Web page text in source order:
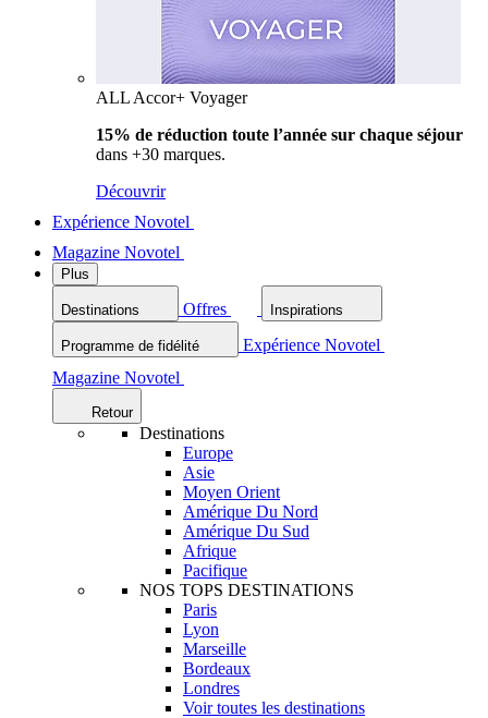
ALL Accor+ Voyager
15% de réduction toute l’année sur chaque séjour
dans +30 marques.
Découvrir
Expérience Novotel
Magazine Novotel
Plus
Destinations Offres Inspirations
Programme de fidélité
Expérience Novotel
Magazine Novotel
Retour
Destinations
Europe
Asie
Moyen Orient
Amérique Du Nord
Amérique Du Sud
Afrique
Pacifique
NOS TOPS DESTINATIONS
Paris
Lyon
Marseille
Bordeaux
Londres
Voir toutes les destinations